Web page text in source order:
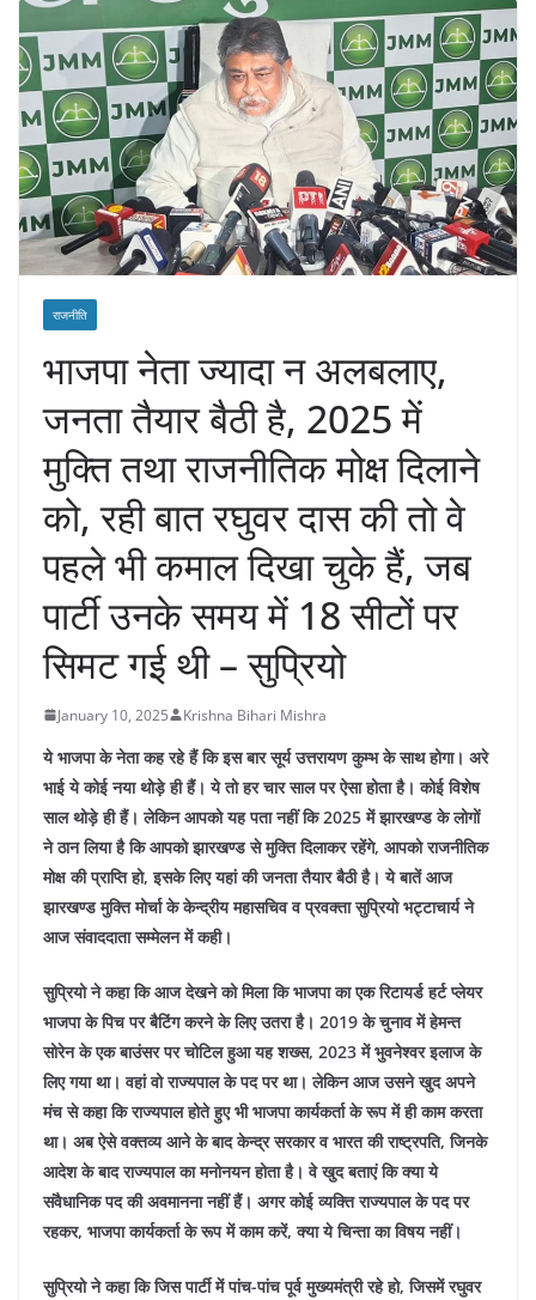
राजनीति
भाजपा नेता ज्यादा न अलबलाए,
जनता तैयार बैठी है, 2025 में
मुक्ति तथा राजनीतिक मोक्ष दिलाने
को, रही बात रघुवर दास की तो वे
पहले भी कमाल दिखा चुके हैं, जब
पार्टी उनके समय में 18 सीटों पर
सिमट गई थी – सुप्रियो
January 10, 2025 Krishna Bihari Mishra
ये भाजपा के नेता कह रहे हैं कि इस बार सूर्य उत्तरायण कुम्भ के साथ होगा। अरे
भाई ये कोई नया थोड़े ही हैं। ये तो हर चार साल पर ऐसा होता है। कोई विशेष
साल थोड़े ही हैं। लेकिन आपको यह पता नहीं कि 2025 में झारखण्ड के लोगों
ने ठान लिया है कि आपको झारखण्ड से मुक्ति दिलाकर रहेंगे, आपको राजनीतिक
मोक्ष की प्राप्ति हो, इसके लिए यहां की जनता तैयार बैठी है। ये बातें आज
झारखण्ड मुक्ति मोर्चा के केन्द्रीय महासचिव व प्रवक्ता सुप्रियो भट्टाचार्य ने
आज संवाददाता सम्मेलन में कही।
सुप्रियो ने कहा कि आज देखने को मिला कि भाजपा का एक रिटायर्ड हर्ट प्लेयर
भाजपा के पिच पर बैटिंग करने के लिए उतरा है। 2019 के चुनाव में हेमन्त
सोरेन के एक बाउंसर पर चोटिल हुआ यह शख्स, 2023 में भुवनेश्वर इलाज के
लिए गया था। वहां वो राज्यपाल के पद पर था। लेकिन आज उसने खुद अपने
मंच से कहा कि राज्यपाल होते हुए भी भाजपा कार्यकर्ता के रूप में ही काम करता
था। अब ऐसे वक्तव्य आने के बाद केन्द्र सरकार व भारत की राष्ट्रपति, जिनके
आदेश के बाद राज्यपाल का मनोनयन होता है। वे खुद बताएं कि क्या ये
संवैधानिक पद की अवमानना नहीं हैं। अगर कोई व्यक्ति राज्यपाल के पद पर
रहकर, भाजपा कार्यकर्ता के रूप में काम करें, क्या ये चिन्ता का विषय नहीं।
सुप्रियो ने कहा कि जिस पार्टी में पांच-पांच पूर्व मुख्यमंत्री रहे हो, जिसमें रघुवर